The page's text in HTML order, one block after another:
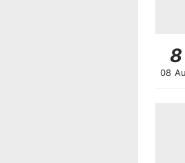
8
08